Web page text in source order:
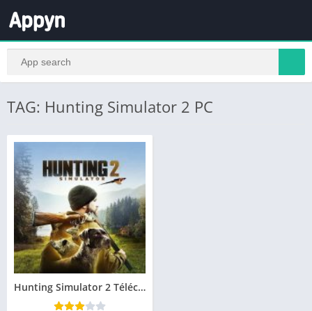
TAG: Hunting Simulator 2 PC
Hunting Simulator 2 Télécharger PC Gratuit Jeu